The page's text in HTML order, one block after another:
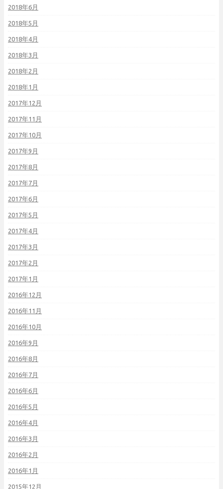
2018年6月
2018年5月
2018年4月
2018年3月
2018年2月
2018年1月
2017年12月
2017年11月
2017年10月
2017年9月
2017年8月
2017年7月
2017年6月
2017年5月
2017年4月
2017年3月
2017年2月
2017年1月
2016年12月
2016年11月
2016年10月
2016年9月
2016年8月
2016年7月
2016年6月
2016年5月
2016年4月
2016年3月
2016年2月
2016年1月
2015年12月